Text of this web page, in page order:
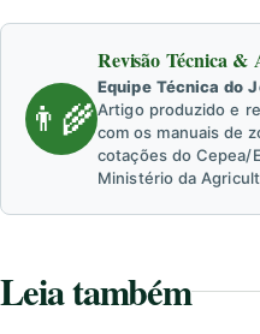
👨‍🌾
Revisão Técnica
Equipe Técnica do
Artigo produzido e
com os manuais de
cotações do Cepea/
Ministério da
Leia também